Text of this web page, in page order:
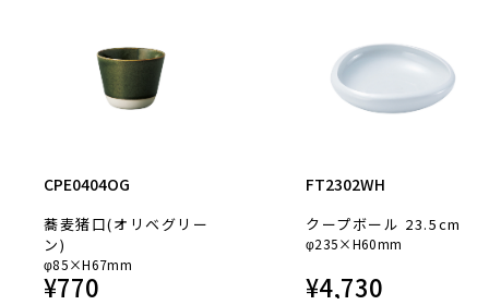
CPE0404OG
蕎麦猪口(オリベグリー
ン)
φ85×H67mm
¥770
FT2302WH
クープボール 23.5cm
φ235×H60mm
¥4,730